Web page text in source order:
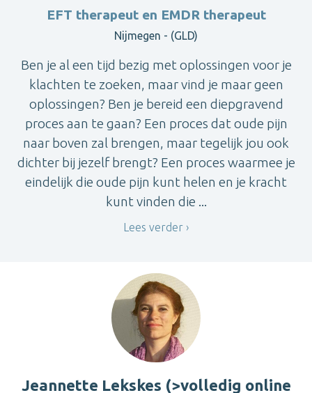
EFT therapeut en EMDR therapeut
Nijmegen - (GLD)
Ben je al een tijd bezig met oplossingen voor je
klachten te zoeken, maar vind je maar geen
oplossingen? Ben je bereid een diepgravend
proces aan te gaan? Een proces dat oude pijn
naar boven zal brengen, maar tegelijk jou ook
dichter bij jezelf brengt? Een proces waarmee je
eindelijk die oude pijn kunt helen en je kracht
kunt vinden die ...
Lees verder
Jeannette Lekskes (>volledig online